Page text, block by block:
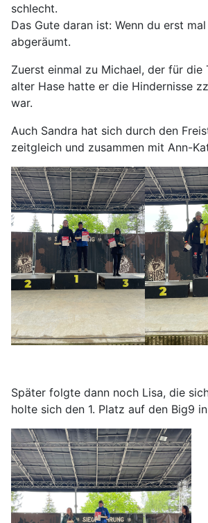
schlecht.
Das Gute daran ist: Wenn du erst
abgeräumt.
Zuerst einmal zu Michael, der für
alter Hase hatte er die Hindernisse
war.
Auch Sandra hat sich durch den
zeitgleich und zusammen mit Ann-
Später folgte dann noch Lisa, die
holte sich den 1. Platz auf den Big9